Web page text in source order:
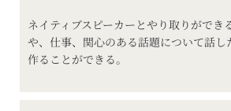
ネイティブスピーカーとやり取りができ
や、仕事、関心のある話題について話し
作ることができる。